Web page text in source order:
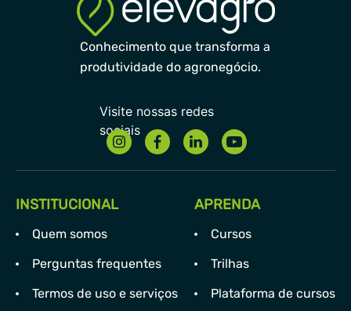
Conhecimento que transforma a
produtividade do agronegócio.
INSTITUCIONAL
Quem somos
Perguntas frequentes
Termos de uso e serviços
APRENDA
Cursos
Trilhas
Plataforma de cursos